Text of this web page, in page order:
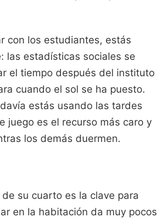
con los estudiantes, estás
las estadísticas sociales se
el tiempo después del instituto
cuando el sol se ha puesto.
estás usando las tardes
juego es el recurso más caro y
los demás duermen.
su cuarto es la clave para
en la habitación da muy pocos